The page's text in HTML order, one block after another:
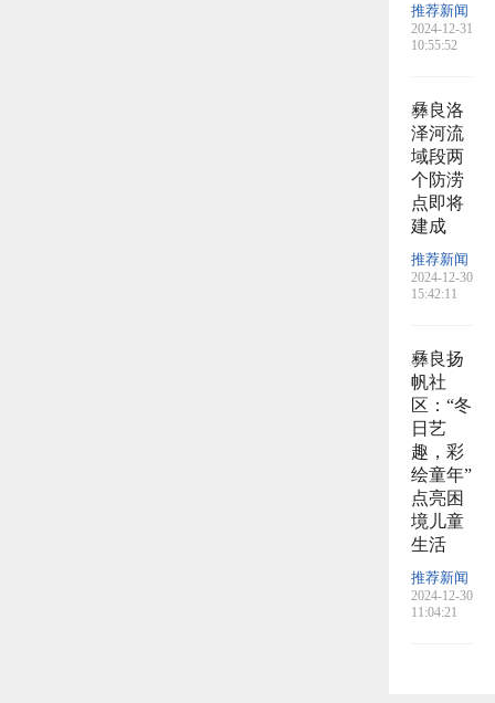
推荐新闻
2024-12-31
10:55:52
彝良洛
泽河流
域段两
个防涝
点即将
建成
推荐新闻
2024-12-30
15:42:11
彝良扬
帆社
区：“冬
日艺
趣，彩
绘童年”
点亮困
境儿童
生活
推荐新闻
2024-12-30
11:04:21